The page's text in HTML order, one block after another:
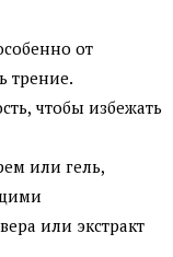
от
трение.
чтобы избежать
или гель,
или экстракт